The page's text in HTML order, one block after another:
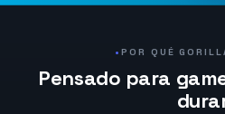
POR QUÉ
Pensado para